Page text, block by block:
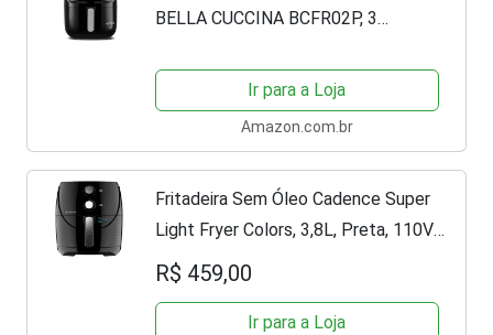
BELLA CUCCINA BCFR02P, 3
Ir para a Loja
Amazon.com.br
Fritadeira Sem Óleo Cadence Super
Light Fryer Colors, 3,8L, Preta, 110V,
FRT555
R$ 459,00
Ir para a Loja